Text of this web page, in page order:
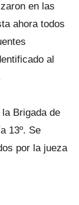
en las
ahora todos
al
Brigada de
13º. Se
por la jueza